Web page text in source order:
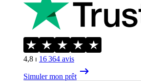
4,8 ⏐ 16 364 avis
Simuler mon prêt